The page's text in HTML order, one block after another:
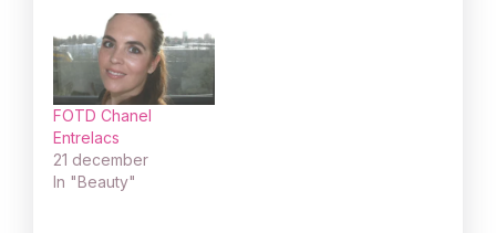
FOTD Chanel
Entrelacs
21 december
In "Beauty"